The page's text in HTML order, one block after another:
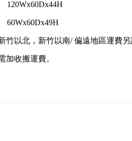
120Wx60Dx44H
60Wx60Dx49H
竹以北，新竹以南/ 偏遠地區運費
加收搬運費。